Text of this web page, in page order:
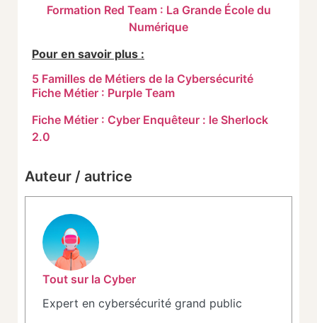
Formation Red Team : La Grande École du
Numérique
Pour en savoir plus :
5 Familles de Métiers de la Cybersécurité
Fiche Métier : Purple Team
Fiche Métier : Cyber Enquêteur : le Sherlock
2.0
Auteur / autrice
Tout sur la Cyber
Expert en cybersécurité grand public